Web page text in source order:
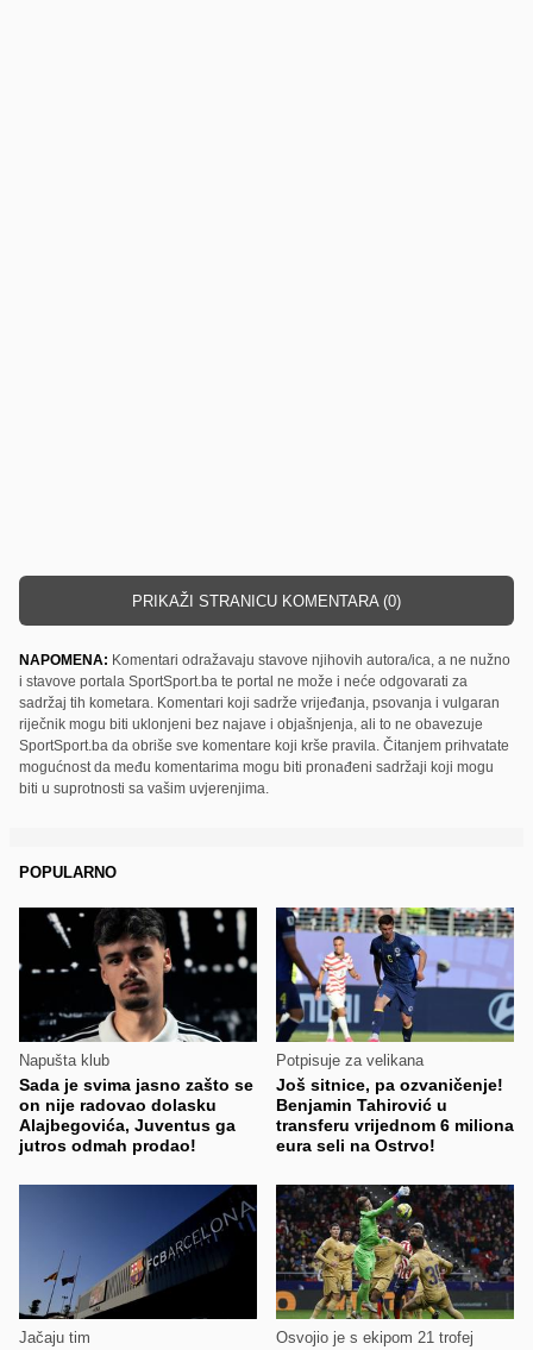
PRIKAŽI STRANICU KOMENTARA (0)
NAPOMENA: Komentari odražavaju stavove njihovih autora/ica, a ne nužno
i stavove portala SportSport.ba te portal ne može i neće odgovarati za
sadržaj tih kometara. Komentari koji sadrže vrijeđanja, psovanja i vulgaran
riječnik mogu biti uklonjeni bez najave i objašnjenja, ali to ne obavezuje
SportSport.ba da obriše sve komentare koji krše pravila. Čitanjem prihvatate
mogućnost da među komentarima mogu biti pronađeni sadržaji koji mogu
biti u suprotnosti sa vašim uvjerenjima.
POPULARNO
Napušta klub
Sada je svima jasno zašto se
on nije radovao dolasku
Alajbegovića, Juventus ga
jutros odmah prodao!
Potpisuje za velikana
Još sitnice, pa ozvaničenje!
Benjamin Tahirović u
transferu vrijednom 6 miliona
eura seli na Ostrvo!
Jačaju tim Osvojio je s ekipom 21 trofej